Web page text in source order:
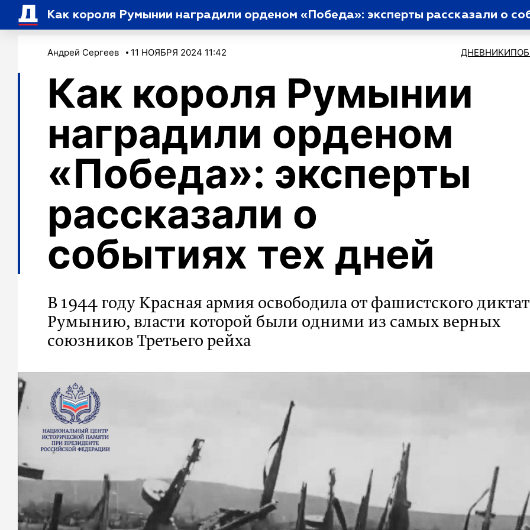
Как короля Румынии наградили орденом «Победа»: эксперты рассказали о
Андрей Сергеев 11 НОЯБРЯ 2024 11:42
Как короля Румынии
наградили орденом
«Победа»: эксперты
рассказали о
событиях тех дней
В 1944 году Красная армия освободила от фашистского
Румынию, власти которой были одними из самых верных
союзников Третьего рейха